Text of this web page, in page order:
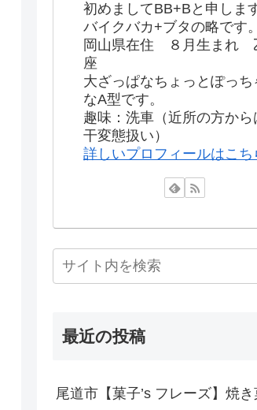
初めましてBB+Bと申しま
バイクバカ+ブタの略です。
岡山県在住 ８月生まれ
座
大ざっぱなちょっとぽっち
なA型です。
趣味：洗車（近所の方から
干変態扱い）
詳しいプロフィールはこち
最近の投稿
尾道市【菓子’s フレーズ】焼